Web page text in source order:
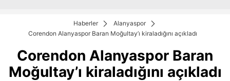
Haberler
Alanyaspor
Corendon Alanyaspor Baran Moğultay’ı kiraladığını açıkladı
Corendon Alanyaspor Baran
Moğultay’ı kiraladığını açıkladı